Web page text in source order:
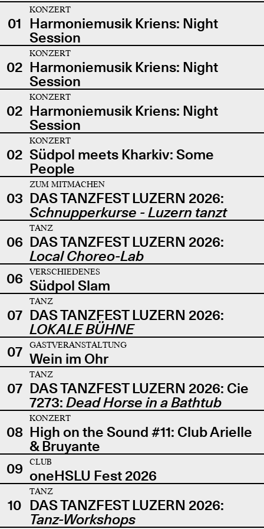
01
KONZERT
Harmoniemusik Kriens: Night
Session
02
KONZERT
Harmoniemusik Kriens: Night
Session
02
KONZERT
Harmoniemusik Kriens: Night
Session
02
KONZERT
Südpol meets Kharkiv: Some
People
03
ZUM MITMACHEN
DAS TANZFEST LUZERN 2026:
Schnupperkurse - Luzern tanzt
06
TANZ
DAS TANZFEST LUZERN 2026:
Local Choreo-Lab
06
VERSCHIEDENES
Südpol Slam
07
TANZ
DAS TANZFEST LUZERN 2026:
LOKALE BÜHNE
07
GASTVERANSTALTUNG
Wein im Ohr
07
TANZ
DAS TANZFEST LUZERN 2026: Cie
7273: Dead Horse in a Bathtub
08
KONZERT
High on the Sound #11: Club Arielle
& Bruyante
09
CLUB
oneHSLU Fest 2026
10
TANZ
DAS TANZFEST LUZERN 2026:
Tanz-Workshops